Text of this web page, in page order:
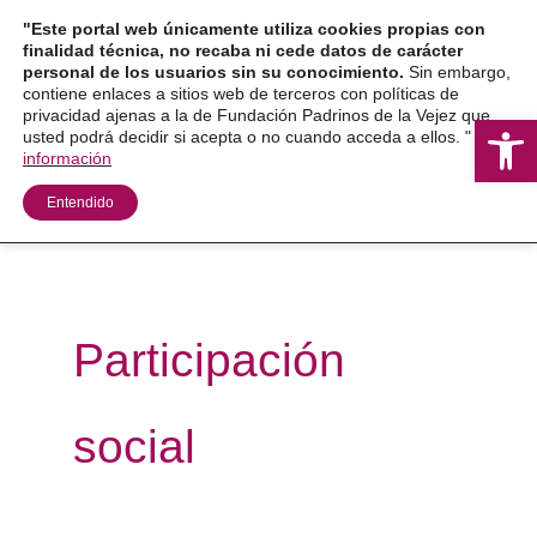
contenido
Participación
social
"Este portal web únicamente utiliza cookies propias con
finalidad técnica, no recaba ni cede datos de carácter
personal de los usuarios sin su conocimiento. Sin embargo,
contiene enlaces a sitios web de terceros con políticas de
privacidad ajenas a la de Fundación Padrinos de la Vejez que
usted podrá decidir si acepta o no cuando acceda a ellos. "
Más
información
Entendido